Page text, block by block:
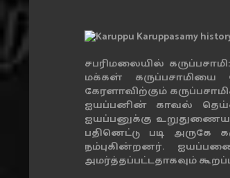
சபரிமலையில்
மக்கள் கருப்பசாமியை
கேரளாவிற்கும்
ஐயப்பனின் காவல்
ஐயப்பனுக்கு
பதினெட்டு படி
நம்புகின்றனர்.
அமர்த்தப்பட்டதாகவும்